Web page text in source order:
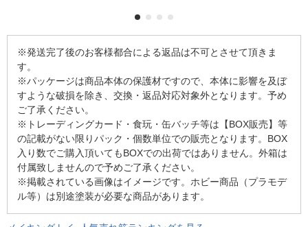
※発送完了後のお客様都合による返品は不可とさせて頂きま
す。
※パッケージは商品本体の保護材ですので、本体に影響を及ぼ
すような破損を除き、交換・返品対応対象外となります。予め
ご了承ください。
※トレーディングカード・食玩・缶バッチ等は【BOX販売】等
の記載がない限りパック・個数単位での販売となります。BOX
入り数でご購入頂いてもBOXでの出荷ではありません。外箱は
付属致しませんので予めご了承ください。
※掲載されている画像はイメージです。ホビー商品（プラモデ
ル等）は別途塗装が必要な商品があります。